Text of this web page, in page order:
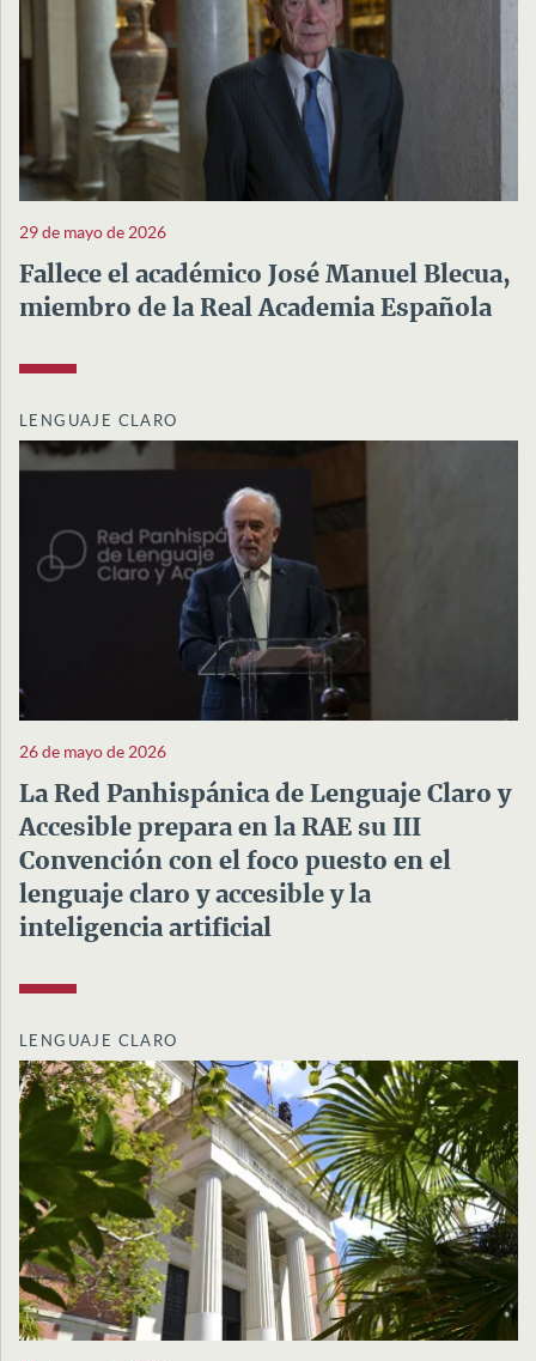
29 de mayo de 2026
Fallece el académico José Manuel Blecua,
miembro de la Real Academia Española
LENGUAJE CLARO
26 de mayo de 2026
La Red Panhispánica de Lenguaje Claro y
Accesible prepara en la RAE su III
Convención con el foco puesto en el
lenguaje claro y accesible y la
inteligencia artificial
LENGUAJE CLARO